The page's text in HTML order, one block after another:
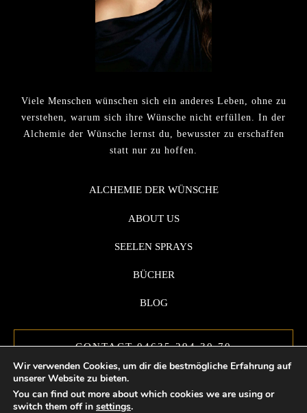
Viele Menschen wünschen sich ein anderes Leben, ohne zu
verstehen, warum sich ihre Wünsche nicht erfüllen. In der
Alchemie der Wünsche lernst du, bewusster zu erschaffen
statt nur zu hoffen.
ALCHEMIE DER WÜNSCHE
ABOUT US
SEELEN SPRAYS
BÜCHER
BLOG
CONTACT 04635 294 30 70
Wir verwenden Cookies, um dir die bestmögliche Erfahrung auf
unserer Website zu bieten.
You can find out more about which cookies we are using or
switch them off in settings.